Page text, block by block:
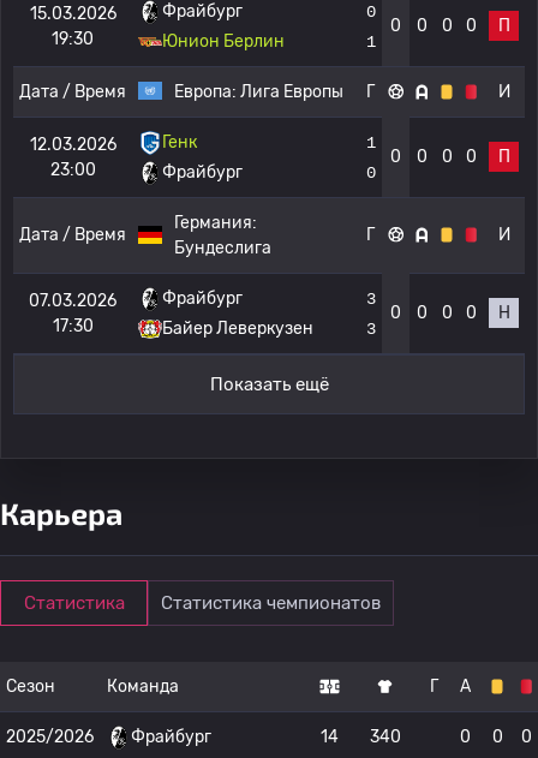
15.03.2026
19:30
Фрайбург
Юнион Берлин
0
1
0 0 0 0 П
Дата / Время Европа: Лига Европы Г И
12.03.2026
23:00
Генк
Фрайбург
1
0
0 0 0 0 П
Дата / Время
Германия:
Бундеслига
Г И
07.03.2026
17:30
Фрайбург
Байер Леверкузен
3
3
0 0 0 0 Н
Показать ещё
Карьера
Статистика Статистика чемпионатов
Сезон Команда Г А
2025/2026 Фрайбург 14 340 0 0 0